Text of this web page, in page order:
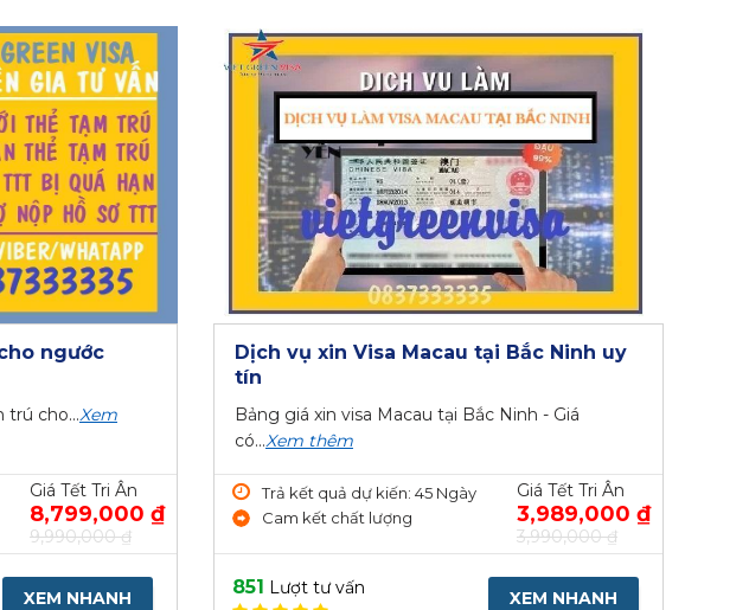
ngước
trú cho...Xem
Giá Tết Tri Ân
8,799,000 ₫
9,990,000 ₫
XEM NHANH
Dịch vụ xin Visa Macau tại Bắc Ninh uy
tín
Bảng giá xin visa Macau tại Bắc Ninh - Giá
có...Xem thêm
Trả kết quả dự kiến: 45 Ngày
Cam kết chất lượng
Giá Tết Tri Ân
3,989,000 ₫
3,990,000 ₫
851 Lượt tư vấn XEM NHANH